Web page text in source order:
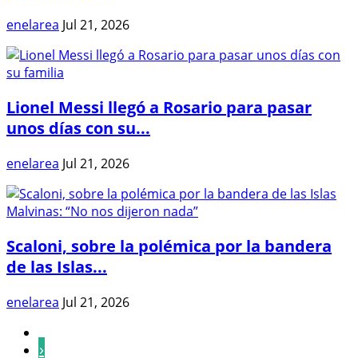
enelarea Jul 21, 2026
Lionel Messi llegó a Rosario para pasar
unos días con su...
enelarea Jul 21, 2026
Scaloni, sobre la polémica por la bandera
de las Islas...
enelarea Jul 21, 2026
›